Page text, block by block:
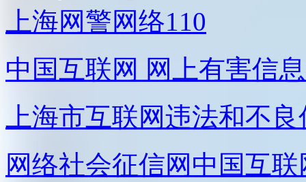
上海网警网络110
中国互联网 网上有害信
上海市互联网违法和不
网络社会征信网 中国互